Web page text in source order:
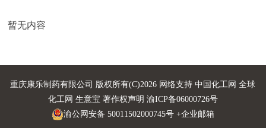
暂无内容
重庆康乐制药有限公司 版权所有(C)2026 网络支持中国化工网 全球
化工网 生意宝 著作权声明 渝ICP备06000726号
渝公网安备 50011502000745号 +企业邮箱